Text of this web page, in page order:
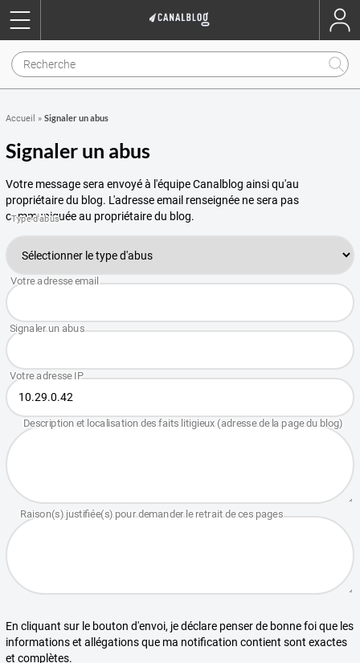
Accueil » Signaler un abus
Signaler un abus
Votre message sera envoyé à l'équipe Canalblog ainsi qu'au
propriétaire du blog. L'adresse email renseignée ne sera pas
communiquée au propriétaire du blog.
En cliquant sur le bouton d'envoi, je déclare penser de bonne foi que les
informations et allégations que ma notification contient sont exactes
et complètes.